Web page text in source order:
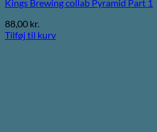
Kings Brewing collab Pyramid Part 1
88,00 kr.
Tilføj til kurv